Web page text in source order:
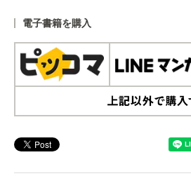
電子書籍を購入